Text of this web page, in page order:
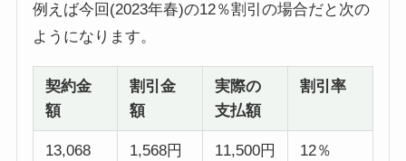
例えば今回(2023年春)の12％割引の場合だと次の
ようになります。
契約金
額
割引金
額
実際の
支払額
割引率
13,068
1,568円 11,500円 12％